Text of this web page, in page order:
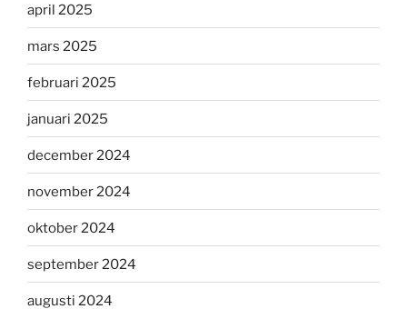
april 2025
mars 2025
februari 2025
januari 2025
december 2024
november 2024
oktober 2024
september 2024
augusti 2024